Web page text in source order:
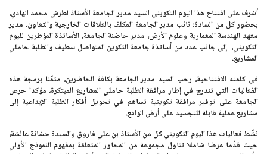
أشرف على افتتاح هذا اليوم التكويني السيد مدير الجامعةالأستاذ لطرش محمد الهادي،
بحضور كل من السادة: نائب مدير الجامعة المكلف بالعلاقات الخارجية والتعاون، مدير
معهد الهندسة المعمارية وعلوم الأرض، مدير حاضنة الجامعة، الأساتذة المؤطرين لليوم
التكويني، إلى جانب عدد من أساتذة جامعة التكوين المتواصل سطيف والطلبة حاملي
المشاريع.
في كلمته الافتتاحية، رحب السيد مدير الجامعة بكافة الحاضرين، مثمّنا برمجة هذه
الفعاليات التي تندرج في إطار مرافقة الطلبة حاملي المشاريع المبتكرة، مؤكدا حرص
الجامعة على توفير مرافقة تكوينية تساهم في تحويل أفكار الطلبة الإبداعية إلى
مشاريع عملية قابلة للتجسيد على أرض الواقع.
نشّط فعاليات هذا اليوم التكويني كل منالأستاذ بن علي فاروق والسيدة حشانة عائشة،
حيث قدّما عرضا شاملا تناول مجموعة من المحاور المتعلقة بمفهوم النموذج الأولي